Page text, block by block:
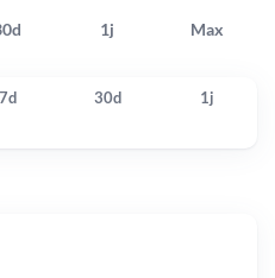
1j Max
7d 30d 1j